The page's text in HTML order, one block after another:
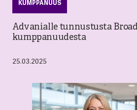
KUMPPANUUS
Advanialle tunnustusta
kumppanuudesta
25.03.2025